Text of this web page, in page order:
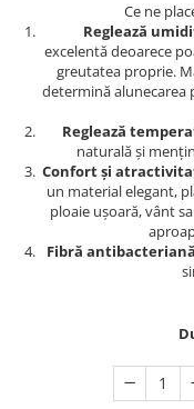
Ce ne
Reglează
excelentă deoarece
greutatea proprie.
determină alunecarea
Reglează
naturală și
Confort și
un material elegant,
ploaie ușoară, vânt
Fibră